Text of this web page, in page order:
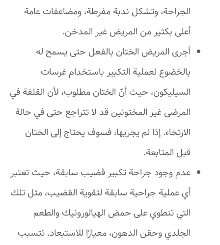
الجراحة، وتشكل ندبة مفرطة، ومضاعفات عامة
أعلى بكثير من المريض غير المدخن.
أجرى المريض الختان بالفعل حتى يسمح له
بالخضوع لعملية التكبير باستخدام غرسات
السيليكون، حيث أنّ الختان مطلوب، لأن القلفة في
المرضى غير المختونين قد لا تتراجع حتى في حالة
الارتخاء. إذا لم يجريها، فسوف يحتاج إلى الختان
قبل المتابعة.
عدم وجود جراحة تكبير قضيب سابقة، حيث تعتبر
أي عملية جراحية سابقة لتقوية القضيب، مثل تلك
التي تنطوي على حمض الهيالورونيك والطعم
الجلدي وحقن الدهون، معيارًا للاستبعاد. تتسبب